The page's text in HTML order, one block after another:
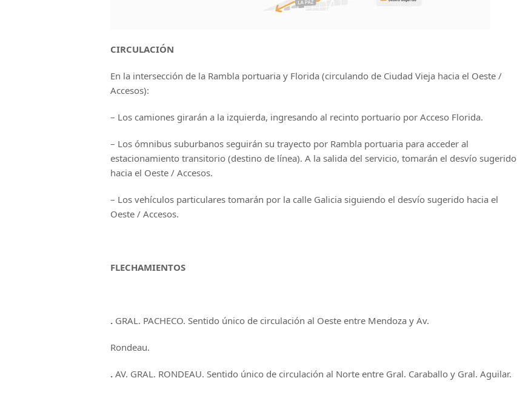
CIRCULACIÓN
En la intersección de la Rambla portuaria y Florida (circulando de Ciudad Vieja hacia el Oeste /
Accesos):
– Los camiones girarán a la izquierda, ingresando al recinto portuario por Acceso Florida.
– Los ómnibus suburbanos seguirán su trayecto por Rambla portuaria para acceder al
estacionamiento transitorio (destino de línea). A la salida del servicio, tomarán el desvío sugerido
hacia el Oeste / Accesos.
– Los vehículos particulares tomarán por la calle Galicia siguiendo el desvío sugerido hacia el
Oeste / Accesos.
FLECHAMIENTOS
. GRAL. PACHECO. Sentido único de circulación al Oeste entre Mendoza y Av.
Rondeau.
. AV. GRAL. RONDEAU. Sentido único de circulación al Norte entre Gral. Caraballo y Gral. Aguilar.